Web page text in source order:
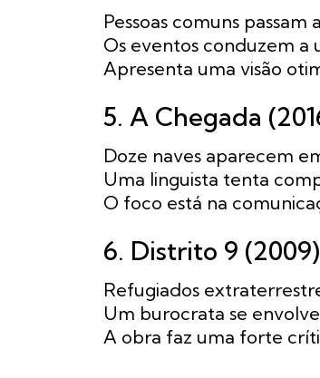
Pessoas comuns
Os eventos conduzem a
Apresenta uma visão
5. A Chegada
Doze naves aparecem
Uma linguista tenta
O foco está na
6. Distrito 9 (2009)
Refugiados
Um burocrata se
A obra faz uma forte